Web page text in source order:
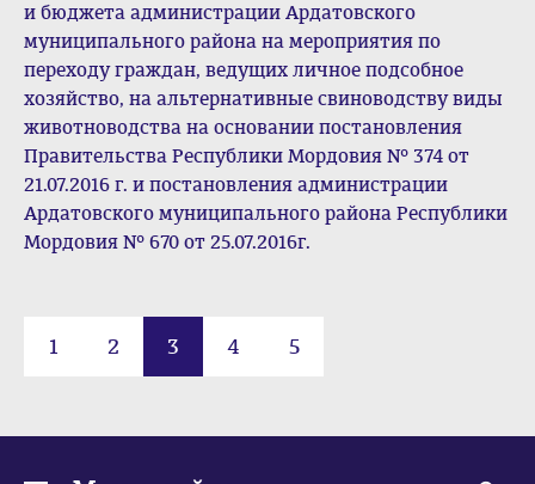
и бюджета администрации Ардатовского
муниципального района на мероприятия по
переходу граждан, ведущих личное подсобное
хозяйство, на альтернативные свиноводству виды
животноводства на основании постановления
Правительства Республики Мордовия № 374 от
21.07.2016 г. и постановления администрации
Ардатовского муниципального района Республики
Мордовия № 670 от 25.07.2016г.
1 2 3 4 5